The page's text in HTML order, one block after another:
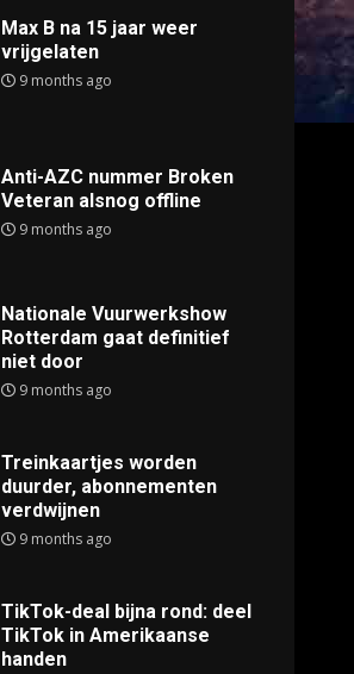
Max B na 15 jaar weer
vrijgelaten
9 months ago
Anti-AZC nummer Broken
Veteran alsnog offline
9 months ago
Nationale Vuurwerkshow
Rotterdam gaat definitief
niet door
9 months ago
Treinkaartjes worden
duurder, abonnementen
verdwijnen
9 months ago
TikTok-deal bijna rond: deel
TikTok in Amerikaanse
handen